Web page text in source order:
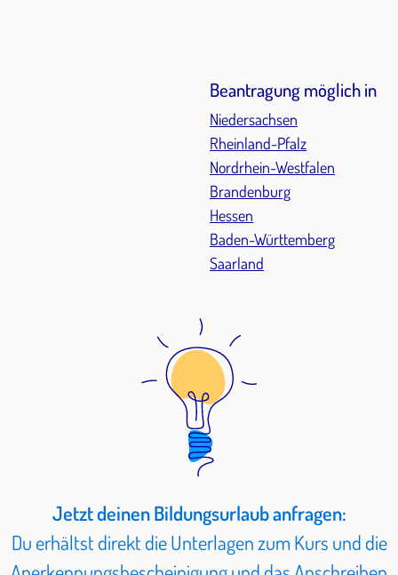
Beantragung möglich in
Niedersachsen
Rheinland-Pfalz
Nordrhein-Westfalen
Brandenburg
Hessen
Baden-Württemberg
Saarland
Jetzt deinen Bildungsurlaub anfragen:
Du erhältst direkt die Unterlagen zum Kurs und die